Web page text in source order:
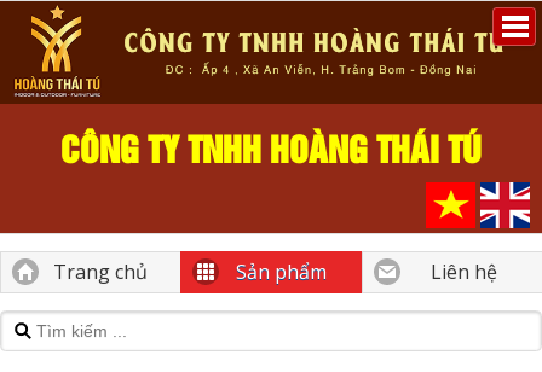
CÔNG TY TNHH HOÀNG THÁI TÚ
Trang chủ Sản phẩm Liên hệ